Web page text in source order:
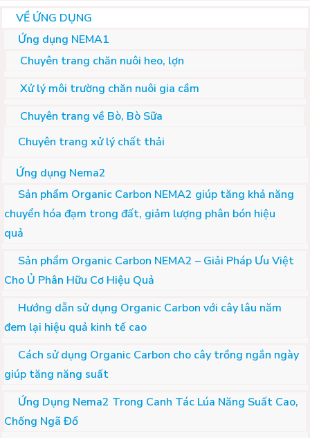
VỀ ỨNG DỤNG
Ứng dụng NEMA1
Chuyên trang chăn nuôi heo, lợn
Xử lý môi trường chăn nuôi gia cầm
Chuyên trang về Bò, Bò Sữa
Chuyên trang xử lý chất thải
Ứng dụng Nema2
Sản phẩm Organic Carbon NEMA2 giúp tăng khả năng
chuyển hóa đạm trong đất, giảm lượng phân bón hiệu
quả
Sản phẩm Organic Carbon NEMA2 – Giải Pháp Ưu Việt
Cho Ủ Phân Hữu Cơ Hiệu Quả
Hướng dẫn sử dụng Organic Carbon với cây lâu năm
đem lại hiệu quả kinh tế cao
Cách sử dụng Organic Carbon cho cây trồng ngắn ngày
giúp tăng năng suất
Ứng Dụng Nema2 Trong Canh Tác Lúa Năng Suất Cao,
Chống Ngã Đổ